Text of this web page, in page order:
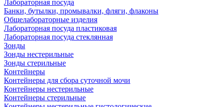
Лабораторная посуда
Банки, бутылки, промывалки, фляги, флаконы
Общелабораторные изделия
Лабораторная посуда пластиковая
Лабораторная посуда стеклянная
Зонды
Зонды нестерильные
Зонды стерильные
Контейнеры
Контейнеры для сбора суточной мочи
Контейнеры нестерильные
Контейнеры стерильные